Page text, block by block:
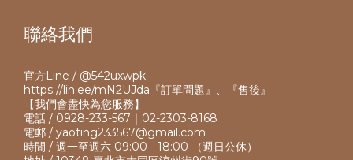
聯絡我們
官方Line / @542uxwpk
https://lin.ee/mN2UJda 『訂單問題』、『售後』
【我們會盡快為您服務】
電話 / 0928-233-567｜02-2303-8168
電郵 / yaoting233567@gmail.com
時間 / 週一至週六 09:00 - 18:00 （週日公休）